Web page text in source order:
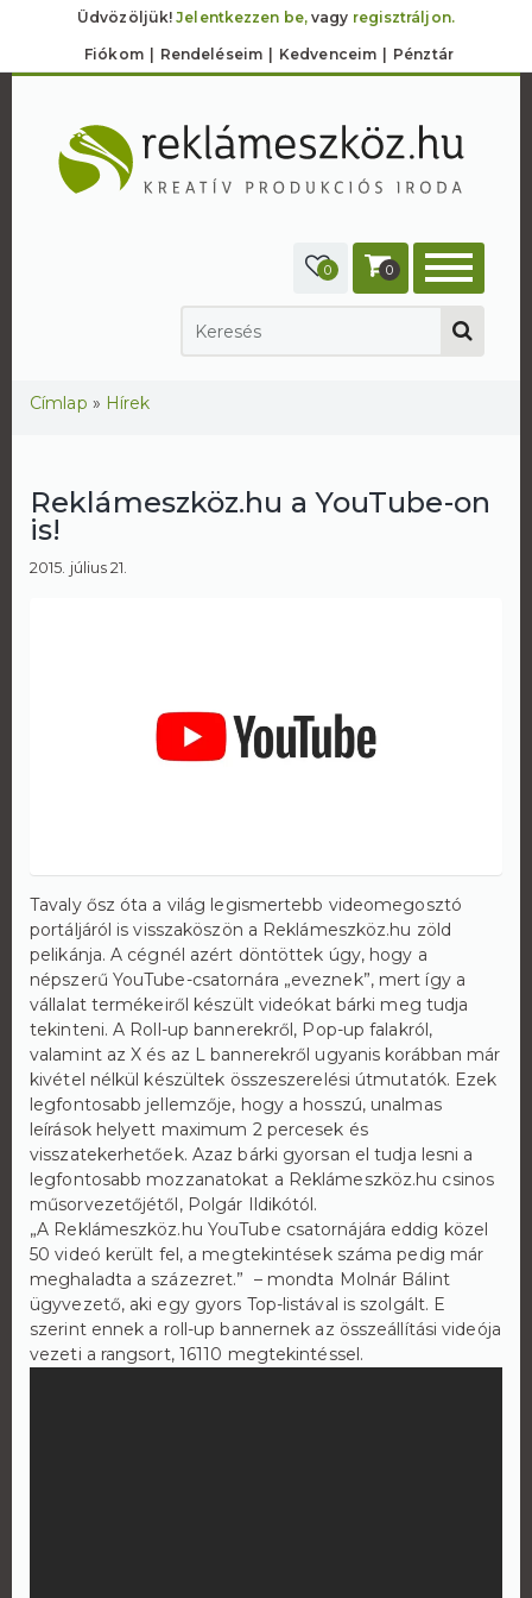
Üdvözöljük!Jelentkezzen be,vagy regisztráljon.
Fiókom Rendeléseim Kedvenceim Pénztár
0 0
Jelenlegi hely
Címlap » Hírek
Reklámeszköz.hu a YouTube-on
is!
2015. július 21.
Tavaly ősz óta a világ legismertebb videomegosztó
portáljáról is visszaköszön a Reklámeszköz.hu zöld
pelikánja. A cégnél azért döntöttek úgy, hogy a
népszerű YouTube-csatornára „eveznek”, mert így a
vállalat termékeiről készült videókat bárki meg tudja
tekinteni. A Roll-up bannerekről, Pop-up falakról,
valamint az X és az L bannerekről ugyanis korábban már
kivétel nélkül készültek összeszerelési útmutatók. Ezek
legfontosabb jellemzője, hogy a hosszú, unalmas
leírások helyett maximum 2 percesek és
visszatekerhetőek. Azaz bárki gyorsan el tudja lesni a
legfontosabb mozzanatokat a Reklámeszköz.hu csinos
műsorvezetőjétől, Polgár Ildikótól.
„A Reklámeszköz.hu YouTube csatornájára eddig közel
50 videó került fel, a megtekintések száma pedig már
meghaladta a százezret.” – mondta Molnár Bálint
ügyvezető, aki egy gyors Top-listával is szolgált. E
szerint ennek a roll-up bannernek az összeállítási videója
vezeti a rangsort, 16110 megtekintéssel.